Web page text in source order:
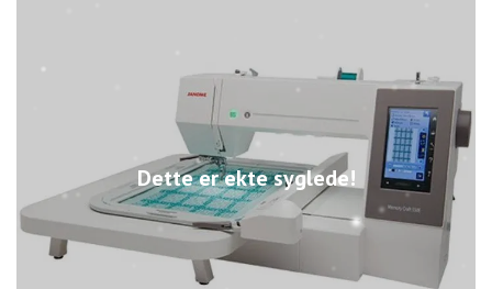
Dette er ekte syglede!